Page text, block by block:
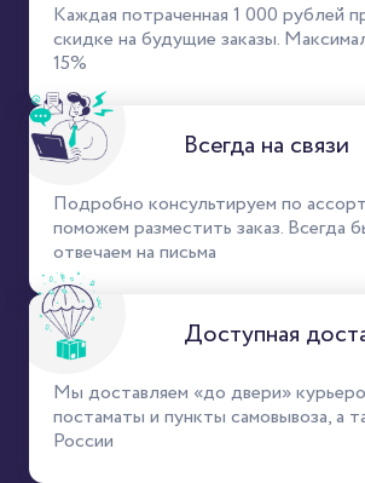
Каждая потраченная 1 000 рублей
скидке на будущие заказы.
15%
Всегда на связи
Подробно консультируем по
поможем разместить заказ. Всегда
отвечаем на письма
Доступная
Мы доставляем «до двери»
постаматы и пункты самовывоза, а
России